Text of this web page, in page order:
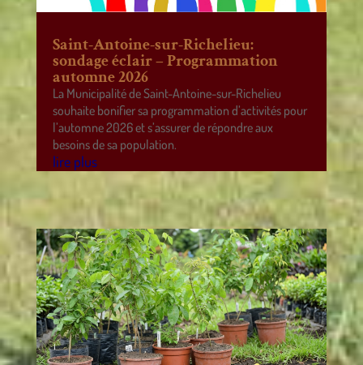
Saint-Antoine-sur-Richelieu:
sondage éclair – Programmation
automne 2026
La Municipalité de Saint-Antoine-sur-Richelieu
souhaite bonifier sa programmation d’activités pour
l’automne 2026 et s’assurer de répondre aux
besoins de sa population.
lire plus